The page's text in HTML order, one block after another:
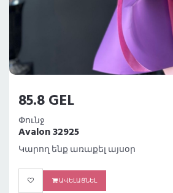
85.8 GEL
Փունջ
Avalon 32925
Կարող ենք առաքել այսօր
ԱՎԵԼԱՑՆԵԼ